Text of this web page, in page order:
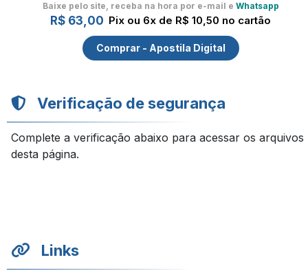
Baixe pelo site, receba na hora por e-mail e Whatsapp
R$ 63,00 Pix ou 6x de R$ 10,50 no cartão
Comprar - Apostila Digital
Verificação de segurança
Complete a verificação abaixo para acessar os arquivos
desta página.
Links